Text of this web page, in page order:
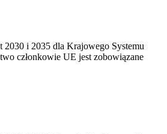
2030 i 2035 dla Krajowego Systemu
członkowie UE jest zobowiązane